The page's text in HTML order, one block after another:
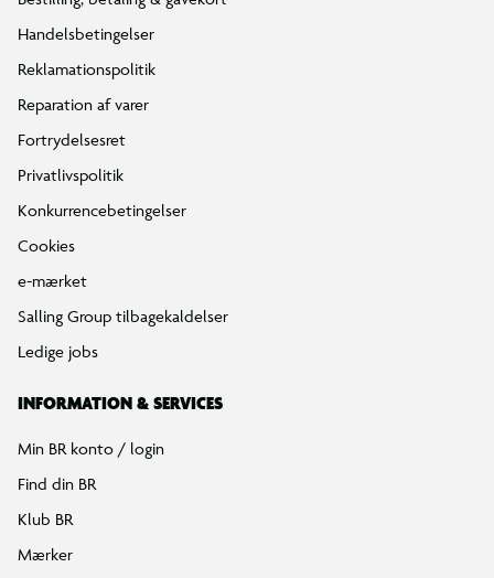
Handelsbetingelser
Reklamationspolitik
Reparation af varer
Fortrydelsesret
Privatlivspolitik
Konkurrencebetingelser
Cookies
e-mærket
Salling Group tilbagekaldelser
Ledige jobs
INFORMATION & SERVICES
Min BR konto / login
Find din BR
Klub BR
Mærker